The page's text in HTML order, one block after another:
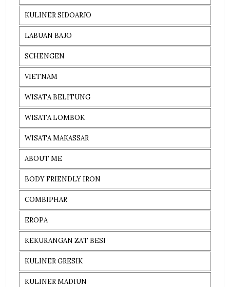
KULINER SIDOARJO
LABUAN BAJO
SCHENGEN
VIETNAM
WISATA BELITUNG
WISATA LOMBOK
WISATA MAKASSAR
ABOUT ME
BODY FRIENDLY IRON
COMBIPHAR
EROPA
KEKURANGAN ZAT BESI
KULINER GRESIK
KULINER MADIUN